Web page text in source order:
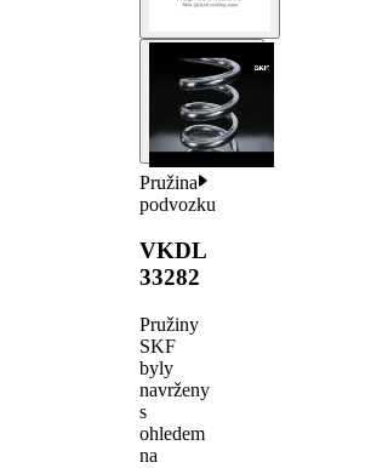
Pružina
podvozku
VKDL
33282
Pružiny
SKF
byly
navrženy
s
ohledem
na